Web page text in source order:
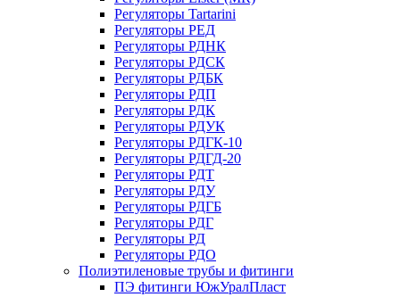
Регуляторы Tartarini
Регуляторы РЕД
Регуляторы РДНК
Регуляторы РДСК
Регуляторы РДБК
Регуляторы РДП
Регуляторы РДК
Регуляторы РДУК
Регуляторы РДГК-10
Регуляторы РДГД-20
Регуляторы РДТ
Регуляторы РДУ
Регуляторы РДГБ
Регуляторы РДГ
Регуляторы РД
Регуляторы РДО
Полиэтиленовые трубы и фитинги
ПЭ фитинги ЮжУралПласт